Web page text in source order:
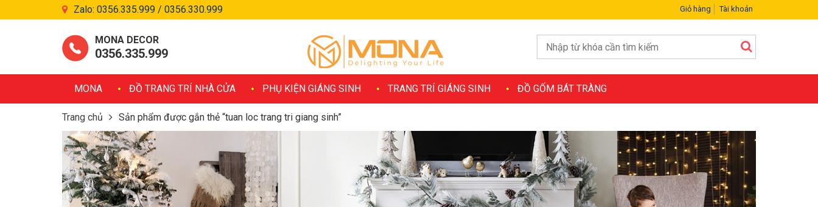
Zalo: 0356.335.999 / 0356.330.999 Giỏ hàng Tài khoản
MONA DECOR
0356.335.999
MONA ĐỒ TRANG TRÍ NHÀ CỬA PHỤ KIỆN GIÁNG SINH TRANG TRÍ GIÁNG SINH ĐỒ GỐM BÁT TRÀNG
Trang chủ Sản phẩm được gắn thẻ “tuan loc trang tri giang sinh”